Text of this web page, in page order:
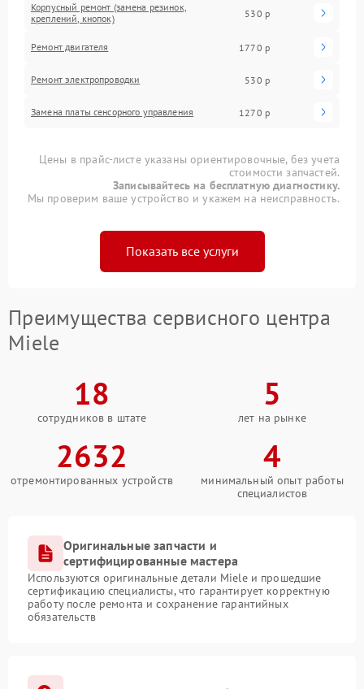
Корпусный ремонт (замена резинок,
креплений, кнопок)
530 р
Ремонт двигателя 1770 р
Ремонт электропроводки 530 р
Замена платы сенсорного управления 1270 р
Цены в прайс-листе указаны ориентировочные, без учета
стоимости запчастей.
Записывайтесь на бесплатную диагностику.
Мы проверим ваше устройство и укажем на неисправность.
Показать все услуги
Преимущества сервисного центра
Miele
18
сотрудников в штате
5
лет на рынке
2632
отремонтированных устройств
4
минимальный опыт работы
специалистов
Оригинальные запчасти и
сертифицированные мастера
Используются оригинальные детали Miele и прошедшие
сертификацию специалисты, что гарантирует корректную
работу после ремонта и сохранение гарантийных
обязательств